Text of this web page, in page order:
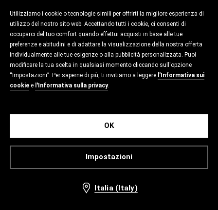
Utilizziamo i cookie o tecnologie simili per offrirti la migliore esperienza di
utilizzo del nostro sito web. Accettando tutti i cookie, ci consenti di
occuparci del tuo comfort quando effettui acquisti in base alle tue
preferenze e abitudini e di adattare la visualizzazione della nostra offerta
individualmente alle tue esigenze o alla pubblicità personalizzata. Puoi
modificare la tua scelta in qualsiasi momento cliccando sull'opzione
“Impostazioni”. Per saperne di più, ti invitiamo a leggere l'Informativa sui
cookie e l'Informativa sulla privacy.
Impostazioni
OK
Italia (Italy)